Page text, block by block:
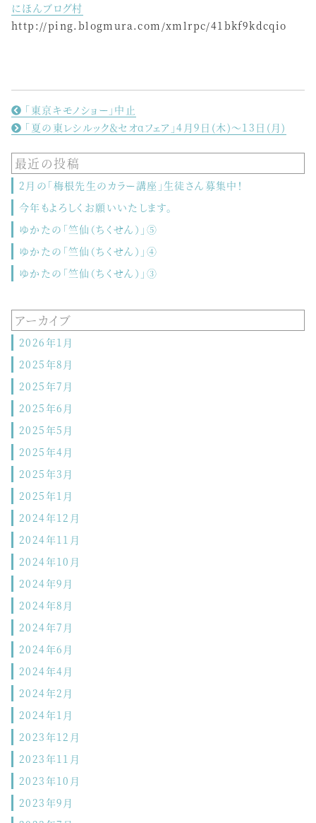
にほんブログ村
http://ping.blogmura.com/xmlrpc/41bkf9kdcqio
「東京キモノショー」中止
「夏の東レシルック＆セオαフェア」4月9日(木)～13日(月)
最近の投稿
2月の「梅根先生のカラー講座」生徒さん募集中！
今年もよろしくお願いいたします。
ゆかたの「竺仙（ちくせん）」⑤
ゆかたの「竺仙（ちくせん）」④
ゆかたの「竺仙（ちくせん）」③
アーカイブ
2026年1月
2025年8月
2025年7月
2025年6月
2025年5月
2025年4月
2025年3月
2025年1月
2024年12月
2024年11月
2024年10月
2024年9月
2024年8月
2024年7月
2024年6月
2024年4月
2024年2月
2024年1月
2023年12月
2023年11月
2023年10月
2023年9月